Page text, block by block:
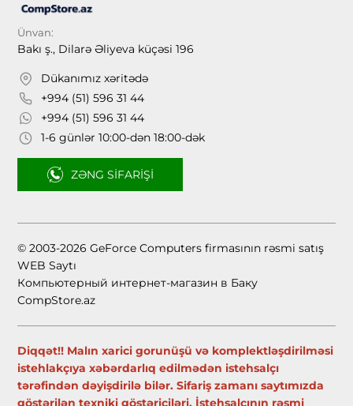
Ünvan:
Bakı ş., Dilarə Əliyeva küçəsi 196
Dükanımız xəritədə
+994 (51) 596 31 44
+994 (51) 596 31 44
1-6 günlər 10:00-dən 18:00-dək
ZƏNG SIFARIŞI
© 2003-2026 GeForce Computers firmasının rəsmi satış
WEB Saytı
Компьютерный интернет-магазин в Баку
CompStore.az
Diqqət!! Malın xarici gorunüşü və komplektləşdirilməsi
istehlakçıya xəbərdarlıq edilmədən istehsalçı
tərəfindən dəyişdirilə bilər. Sifariş zamanı saytımızda
göstərilən texniki göstəriciləri, İstehsalçının rəsmi